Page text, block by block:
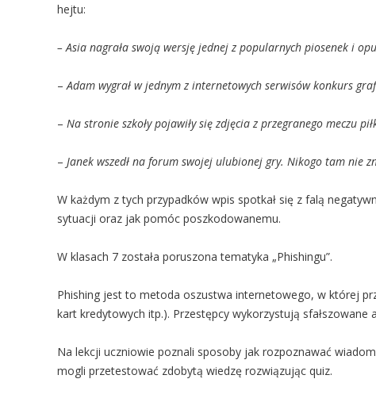
hejtu:
– Asia nagrała swoją wersję jednej z popularnych piosenek i
–Adam wygrał w jednym z internetowych serwisów konkurs
– Na stronie szkoły pojawiły się zdjęcia z przegranego meczu
– Janek wszedł na forum swojej ulubionej gry. Nikogo tam nie
W każdym z tych przypadków wpis spotkał się z falą
sytuacji oraz jak pomóc poszkodowanemu.
W klasach 7 została poruszona tematyka „Phishingu”.
Phishing jest to metoda oszustwa internetowego, w której
kart kredytowych itp.). Przestępcy wykorzystują
Na lekcji uczniowie poznali sposoby jak rozpoznawać
mogli przetestować zdobytą wiedzę rozwiązując quiz.